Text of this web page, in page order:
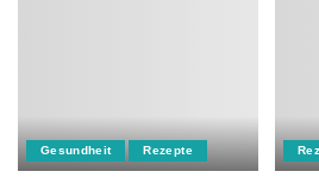
Gesundheit Rezepte